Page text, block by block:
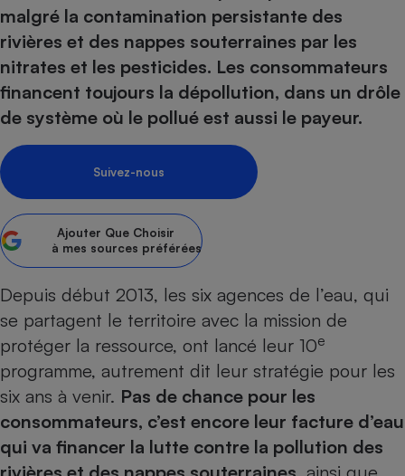
malgré la contamination persistante des
rivières et des nappes souterraines par les
nitrates et les pesticides. Les consommateurs
financent toujours la dépollution, dans un drôle
de système où le pollué est aussi le payeur.
Suivez-nous
Ajouter Que Choisir
à mes sources préférées
Depuis début 2013, les six agences de l’eau, qui
se partagent le territoire avec la mission de
protéger la ressource, ont lancé leur 10e
programme, autrement dit leur stratégie pour les
six ans à venir. Pas de chance pour les
consommateurs, c’est encore leur facture d’eau
qui va financer la lutte contre la pollution des
Sécurité - Hygiène
Complément
alimentaire
Assurance
Banque - Crédit
Epargne - Fiscalité
Mutuelle
Circulation routière
Contrôle technique -
Pièce détachée
Moto
Comparateur auto
Supermarché - Drive
Comparatif
Comparatif plaque à
Comparatif hotte
Comparatif climatiseur
Comparatif robot cuiseur
Comparatif centrale
Gros électroménager
Petit électroménager -
Électricité - Gaz
Comparatif casque audio
Comparatif barre de son
Comparatif imprimante
Comparatif ordinateur
Image et son
Informatique
Internet
Téléphonie
Crédit immobilier
Comparatif tondeuse
Comparatif poêle à
Comparatif radiateur
Produit d'entretien
Sécurité domestique
Hygiène - Beauté
Maison de retraite
Choisir son fioul
Choisir son pellet
Comparateur assurance emprunteur
Energie Moins Chère Ensemble
Tous les comparateurs
Toutes les cartes interactives
Speedtest - Testez le débit de votre
connexion Internet